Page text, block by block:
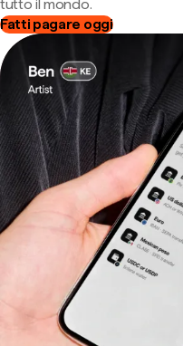
tutto il mondo.
Fatti pagare oggi